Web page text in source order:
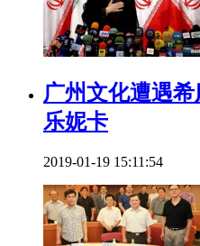
广州文化遭遇
乐妮卡
2019-01-19 15:11:54